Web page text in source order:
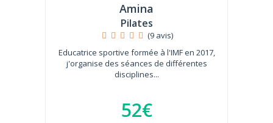
Amina
Pilates
(9 avis)
Educatrice sportive formée à l'IMF en 2017,
j'organise des séances de différentes
disciplines...
52€